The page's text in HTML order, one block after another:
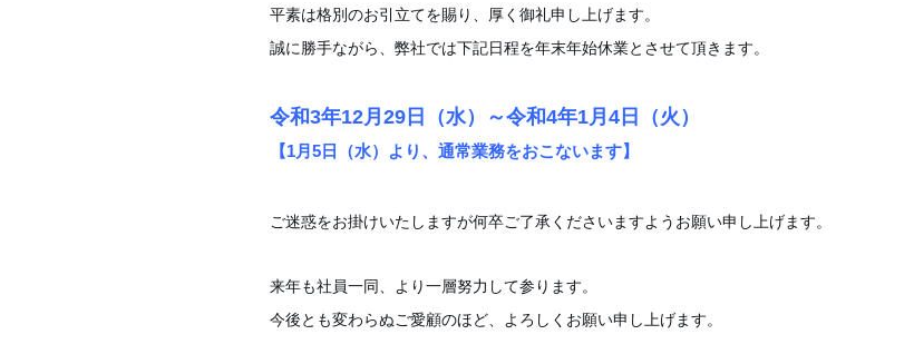
平素は格別のお引立てを賜り、厚く御礼申し上げます。
誠に勝手ながら、弊社では下記日程を年末年始休業とさせて頂きます。
令和3年12月29日（水）～令和4年1月4日（火）
【1月5日（水）より、通常業務をおこないます】
ご迷惑をお掛けいたしますが何卒ご了承くださいますようお願い申し上げます。
来年も社員一同、より一層努力して参ります。
今後とも変わらぬご愛顧のほど、よろしくお願い申し上げます。